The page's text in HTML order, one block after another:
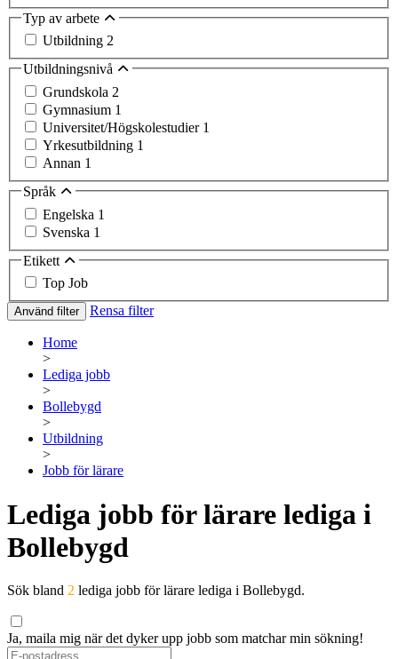
Typ av arbete
Utbildning 2
Utbildningsnivå
Grundskola 2
Gymnasium 1
Universitet/Högskolestudier 1
Yrkesutbildning 1
Annan 1
Språk
Engelska 1
Svenska 1
Etikett
Top Job
Använd filter Rensa filter
Home
>
Lediga jobb
>
Bollebygd
>
Utbildning
>
Jobb för lärare
Lediga jobb för lärare lediga i
Bollebygd
Sök bland 2 lediga jobb för lärare lediga i Bollebygd.
Ja, maila mig när det dyker upp jobb som matchar min sökning!